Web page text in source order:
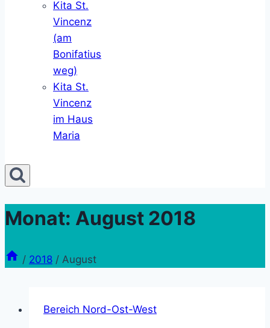
Kita St.
Vincenz
(am
Bonifatius
weg)
Kita St.
Vincenz
im Haus
Maria
Monat: August 2018
/ 2018 / August
Bereich Nord-Ost-West